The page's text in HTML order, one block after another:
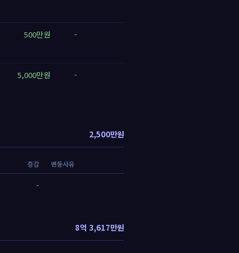
500만원 -
5,000만원 -
2,500만원
증감 변동사유
-
8억 3,617만원